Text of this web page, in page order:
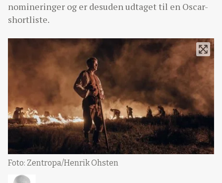
nomineringer og er desuden udtaget til en Oscar-
shortliste.
Foto: Zentropa/Henrik Ohsten